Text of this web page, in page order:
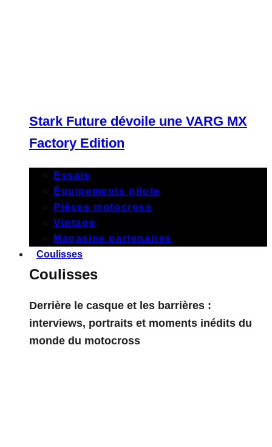
Stark Future dévoile une VARG MX
Factory Edition
Essais
Équipements pilote
Pièces motocross
Vintage
Magasins partenaires
Coulisses
Coulisses
Derrière le casque et les barrières :
interviews, portraits et moments inédits du
monde du motocross